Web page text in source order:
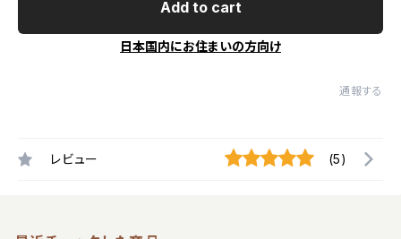
Add to cart
日本国内にお住まいの方向け
通報する
レビュー (5)